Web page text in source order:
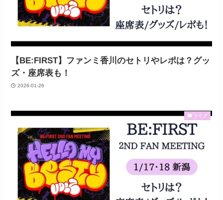
【BE:FIRST】ファンミ香川のセトリやレポは？グッ
ズ・座席表も！
2026-01-26
ライブ